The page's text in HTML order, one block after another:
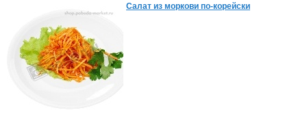
Салат из моркови по-корейски